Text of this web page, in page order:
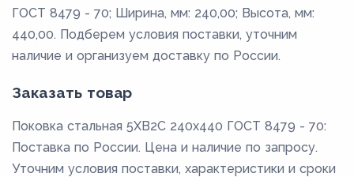
ГОСТ 8479 - 70; Ширина, мм: 240,00; Высота, мм:
440,00. Подберем условия поставки, уточним
наличие и организуем доставку по России.
Заказать товар
Поковка стальная 5ХВ2С 240x440 ГОСТ 8479 - 70:
Поставка по России. Цена и наличие по запросу.
Уточним условия поставки, характеристики и сроки